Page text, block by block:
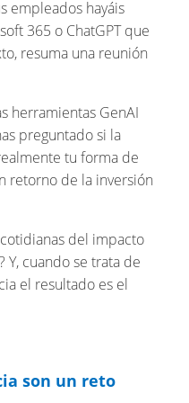
empleados hayáis
365 o ChatGPT que
resuma una reunión
herramientas GenAI
preguntado si la
tu forma de
retorno de la inversión
del impacto
Y, cuando se trata de
el resultado es el
son un reto